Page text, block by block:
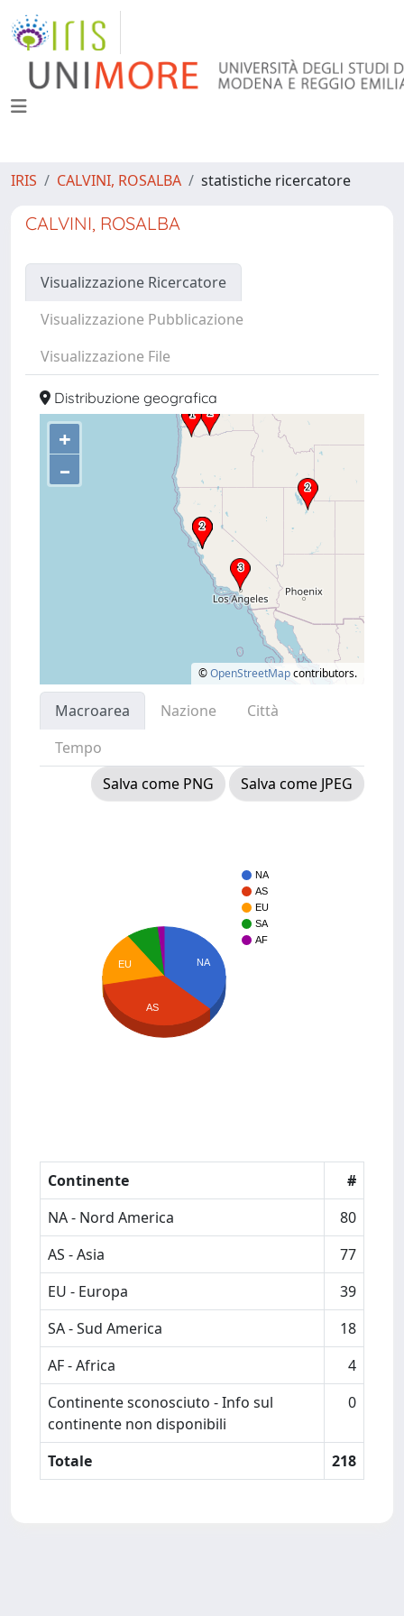
IRIS CALVINI, ROSALBA statistiche ricercatore
CALVINI, ROSALBA
Visualizzazione Ricercatore
Visualizzazione Pubblicazione
Visualizzazione File
Distribuzione geografica
+
–
©OpenStreetMapcontributors.
Macroarea Nazione
Città
Tempo
Salva come PNG
Salva come JPEG
NA
AS
EU
SA
AF
NA
EU
AS
Continente
#
NA - Nord America
80
AS - Asia
77
EU - Europa
39
SA - Sud America
18
AF - Africa
4
Continente sconosciuto - Info sul
continente non disponibili
0
Totale 218